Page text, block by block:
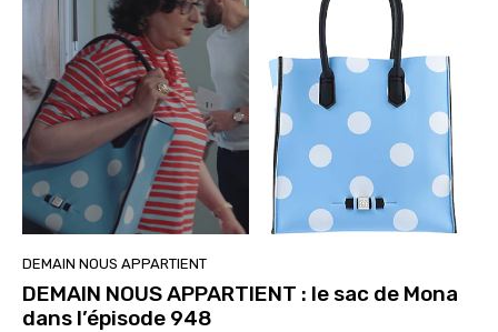
DEMAIN NOUS APPARTIENT
DEMAIN NOUS APPARTIENT : le sac de Mona
dans l’épisode 948